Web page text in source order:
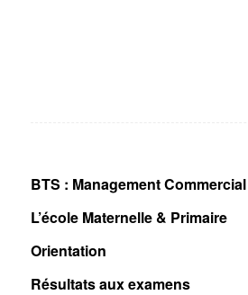
BTS : Management
L’école Maternelle & Primaire
Orientation
Résultats aux examens